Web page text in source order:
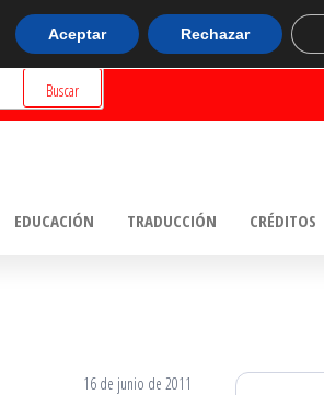
EDUCACIÓN TRADUCCIÓN CRÉDITOS
16 de junio de 2011
Aceptar Rechazar